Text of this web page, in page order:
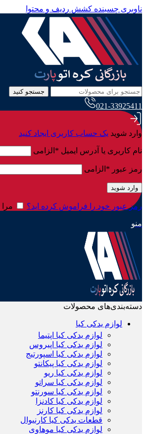
ناوبری چسبنده کشش ردیف و محتوا
جستجو کنید
021-33925411
وارد شوید یک حساب کاربری ایجاد کنید
نام کاربری یا آدرس ایمیل * الزامی
رمز عبور * الزامی
وارد شوید
رمز عبور خود را فراموش کرده اید؟
منو
دسته‌بندی‌های محصولات
لوازم یدکی کیا
لوازم یدکی کیا اپتیما
لوازم یدکی کیا اپیروس
لوازم یدکی کیا اسپورتیج
لوازم یدکی کیا پیکانتو
لوازم یدکی کیا ریو
لوازم یدکی کیا سراتو
لوازم یدکی کیا سورنتو
لوازم یدکی کیا کادنزا
لوازم یدکی کیا کارنز
قطعات یدکی کیا کارنیوال
لوازم یدکی کیا موهاوی